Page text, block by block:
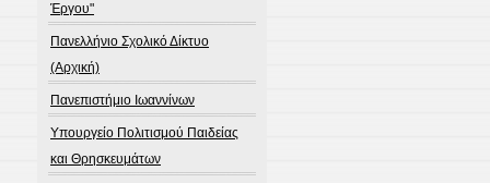
Έργου"
Πανελλήνιο Σχολικό Δίκτυο
(Αρχική)
Πανεπιστήμιο Ιωαννίνων
Υπουργείο Πολιτισμού Παιδείας
και Θρησκευμάτων